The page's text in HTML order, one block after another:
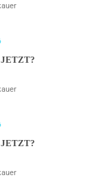
JETZT?
JETZT?